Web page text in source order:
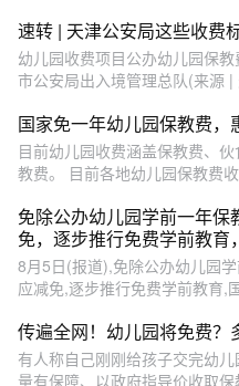
速转 | 天津公安局这些收费
幼儿园收费项目公办幼儿园保
市公安局出入境管理总队(来源
国家免一年幼儿园保教费，
目前幼儿园收费涵盖保教费、
教费。 目前各地幼儿园保教费
免除公办幼儿园学前一年
免，逐步推行免费学前教育
8月5日(报道),免除公办幼儿园
应减免,逐步推行免费学前教育,
传遍全网！幼儿园将免费？
有人称自己刚刚给孩子交完幼
量有保障、以政府指导价收取